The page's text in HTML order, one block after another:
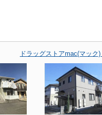
ドラッグストアmac(マッ